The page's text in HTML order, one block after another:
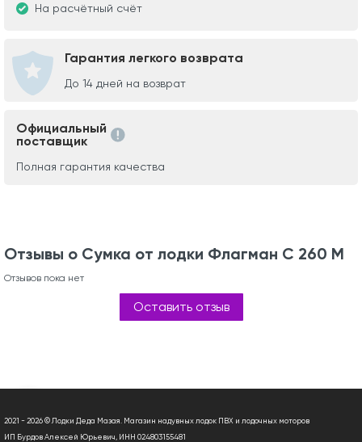
На расчётный счёт
Гарантия легкого возврата
До 14 дней на возврат
Официальный
поставщик
Полная гарантия качества
Отзывы о Сумка от лодки Флагман С 260 М
Отзывов пока нет
Оставить отзыв
2021 - 2026 © Лодки Деда Мазая. Магазин надувных лодок ПВХ и лодочных моторов
ИП Бурдов Алексей Юрьевич, ИНН 024803155481